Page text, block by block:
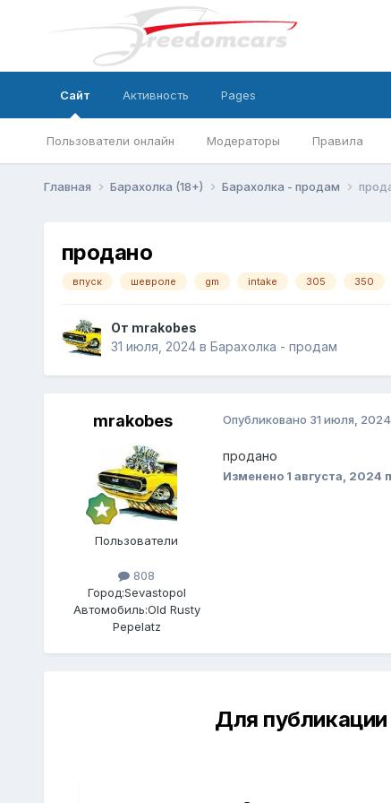
Сайт
Пользователи онлайн Модераторы Правила
Активность Pages
Главная Барахолка (18+) Барахолка - продам
продано
впуск шевроле gm intake 305 350
От mrakobes
31 июля, 2024в Барахолка - продам
mrakobes
Пользователи
808
Город:Sevastopol
Автомобиль:Old Rusty
Pepelatz
Опубликовано 31 июля, 2024
продано
Изменено 1 августа, 2024
Для публикации